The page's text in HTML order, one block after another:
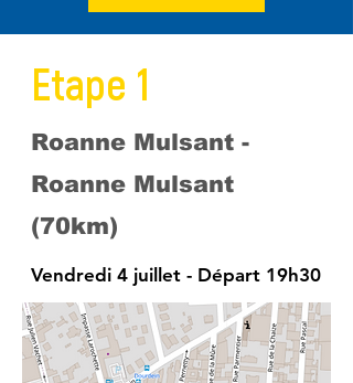
Etape 1
Roanne Mulsant -
Roanne Mulsant
(70km)
Vendredi 4 juillet - Départ 19h30